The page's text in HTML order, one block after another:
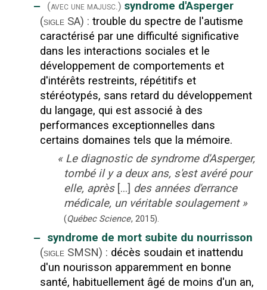
‒ (avec une majusc.) syndrome d'Asperger
(sigle SA) : trouble du spectre de l'autisme
caractérisé par une difficulté significative
dans les interactions sociales et le
développement de comportements et
d'intérêts restreints, répétitifs et
stéréotypés, sans retard du développement
du langage, qui est associé à des
performances exceptionnelles dans
certains domaines tels que la mémoire.
« Le diagnostic de syndrome d'Asperger,
tombé il y a deux ans, s'est avéré pour
elle, après [...] des années d'errance
médicale, un véritable soulagement »
(Québec Science, 2015).
‒ syndrome de mort subite du nourrisson
(sigle SMSN) : décès soudain et inattendu
d'un nourisson apparemment en bonne
santé, habituellement âgé de moins d'un an,